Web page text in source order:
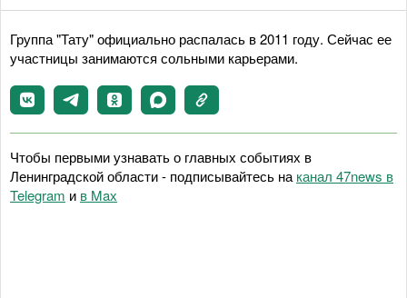
Группа "Тату" официально распалась в 2011 году. Сейчас ее
участницы занимаются сольными карьерами.
Чтобы первыми узнавать о главных событиях в
Ленинградской области - подписывайтесь на канал 47news в
Telegram и в Maх